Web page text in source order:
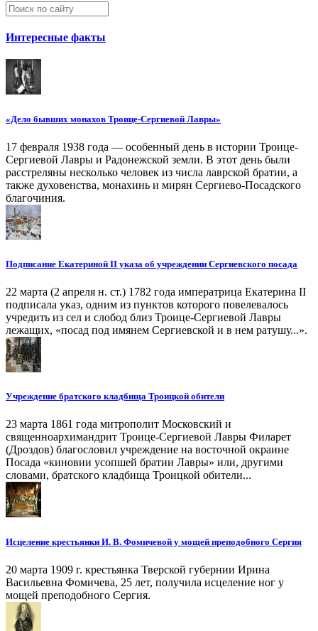
Интересные факты
«Дело бывших монахов Троице-Сергиевой Лавры»
17 февраля 1938 года — особенный день в истории Троице-
Сергиевой Лавры и Радонежской земли. В этот день были
расстреляны несколько человек из числа лаврской братии, а
также духовенства, монахинь и мирян Сергиево-Посадского
благочиния.
Подписание Екатериной II указа об учреждении Сергиевского посада
22 марта (2 апреля н. ст.) 1782 года императрица Екатерина II
подписала указ, одним из пунктов которого повелевалось
учредить из сел и слобод близ Троице-Сергиевой Лавры
лежащих, «посад под имянем Сергиевской и в нем ратушу...».
Учреждение братского кладбища Троицкой обители
23 марта 1861 года митрополит Московский и
священноархимандрит Троице-Сергиевой Лавры Филарет
(Дроздов) благословил учреждение на восточной окраине
Посада «киновии усопшей братии Лавры» или, другими
словами, братского кладбища Троицкой обители...
Исцеление крестьянки И. В. Фомичевой у мощей преподобного Сергия
20 марта 1909 г. крестьянка Тверской губернии Ирина
Васильевна Фомичева, 25 лет, получила исцеление ног у
мощей преподобного Сергия.